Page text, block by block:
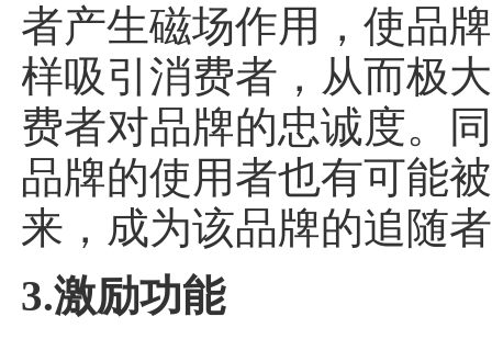
者产生磁场作用，使品
样吸引消费者，从而极
费者对品牌的忠诚度。
品牌的使用者也有可能
来，成为该品牌的追随
3.激励功能